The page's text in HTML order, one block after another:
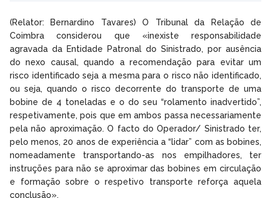
(Relator: Bernardino Tavares) O Tribunal da Relação de
Coimbra considerou que «inexiste responsabilidade
agravada da Entidade Patronal do Sinistrado, por ausência
do nexo causal, quando a recomendação para evitar um
risco identificado seja a mesma para o risco não identificado,
ou seja, quando o risco decorrente do transporte de uma
bobine de 4 toneladas e o do seu “rolamento inadvertido”,
respetivamente, pois que em ambos passa necessariamente
pela não aproximação. O facto do Operador/ Sinistrado ter,
pelo menos, 20 anos de experiência a “lidar” com as bobines,
nomeadamente transportando-as nos empilhadores, ter
instruções para não se aproximar das bobines em circulação
e formação sobre o respetivo transporte reforça aquela
conclusão».